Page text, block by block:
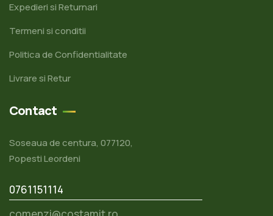
Expedieri si Returnari
Termeni si conditii
Politica de Confidentialitate
Livrare si Retur
Contact
Soseaua de centura, 077120,
Popesti Leordeni
0761151114